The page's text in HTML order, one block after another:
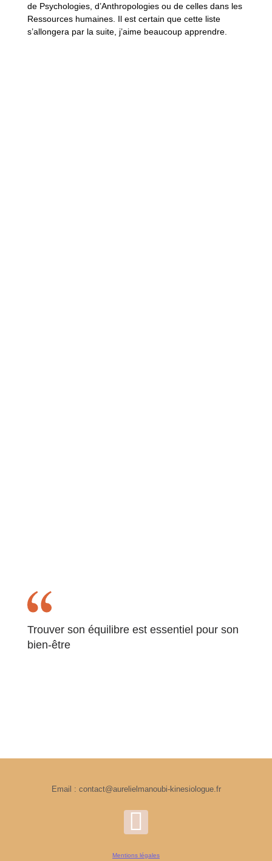
de Psychologies, d’Anthropologies ou de celles dans les
Ressources humaines. Il est certain que cette liste
s’allongera par la suite, j’aime beaucoup apprendre.
Trouver son équilibre est essentiel pour son
bien-être
Email : contact@aurelielmanoubi-kinesiologue.fr
Mentions légales